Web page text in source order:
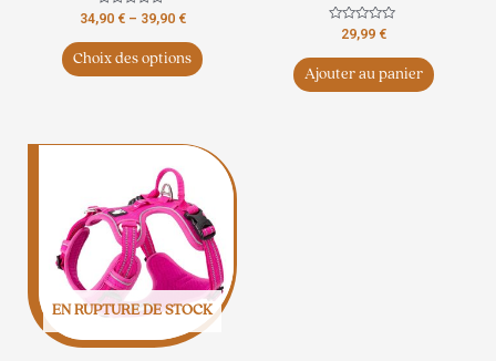
Note
0
sur
5
34,90 €– 39,90 €
Choix des options
page
Note
sur
29,99 €
Ajouter au panier
EN RUPTURE DE STOCK